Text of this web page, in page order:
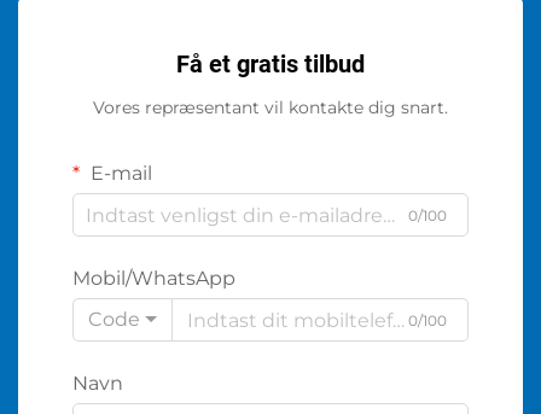
Få et gratis tilbud
Vores repræsentant vil kontakte dig snart.
E-mail
0/100
Mobil/WhatsApp
Code
0/100
Navn